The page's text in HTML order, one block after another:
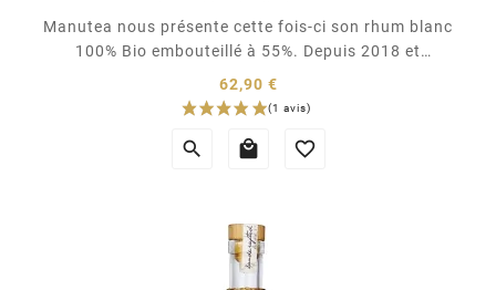
Manutea nous présente cette fois-ci son rhum blanc
100% Bio embouteillé à 55%. Depuis 2018 et
l'obtention de sa certification biologique, Manutea
Tahiti s'engage pour un développement durable et
du terroir polynésien. Leur expérience et...
62,90 €
Prix
  